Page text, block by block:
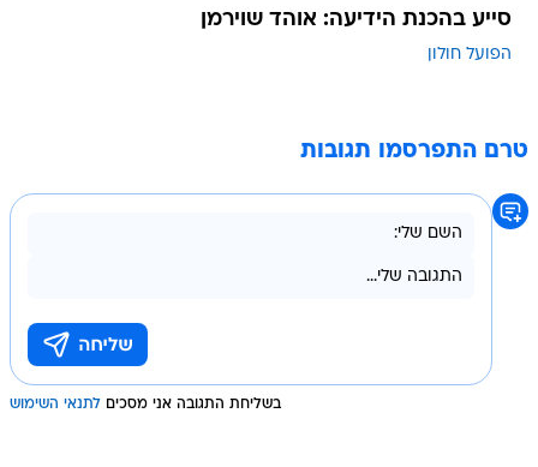
סייע בהכנת הידיעה: אוהד שוירמן
הפועל חולון
טרם התפרסמו תגובות
בשליחת התגובה אני מסכים לתנאי השימוש